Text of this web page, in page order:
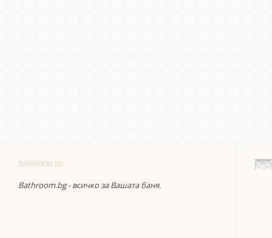
BATHROOM.BG
Bathroom.bg - всичко за Вашата баня.